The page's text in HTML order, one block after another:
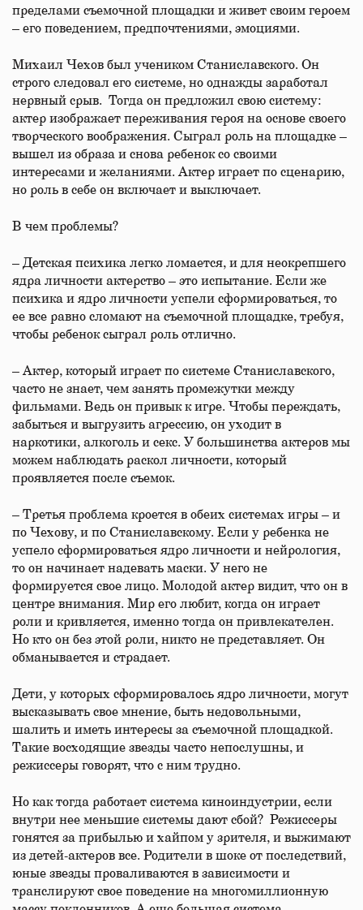
пределами съемочной площадки и живет своим героем
– его поведением, предпочтениями, эмоциями.
Михаил Чехов был учеником Станиславского. Он
строго следовал его системе, но однажды заработал
нервный срыв. Тогда он предложил свою систему:
актер изображает переживания героя на основе своего
творческого воображения. Сыграл роль на площадке –
вышел из образа и снова ребенок со своими
интересами и желаниями. Актер играет по сценарию,
но роль в себе он включает и выключает.
В чем проблемы?
– Детская психика легко ломается, и для неокрепшего
ядра личности актерство – это испытание. Если же
психика и ядро личности успели сформироваться, то
ее все равно сломают на съемочной площадке, требуя,
чтобы ребенок сыграл роль отлично.
– Актер, который играет по системе Станиславского,
часто не знает, чем занять промежутки между
фильмами. Ведь он привык к игре. Чтобы переждать,
забыться и выгрузить агрессию, он уходит в
наркотики, алкоголь и секс. У большинства актеров мы
можем наблюдать раскол личности, который
проявляется после съемок.
– Третья проблема кроется в обеих системах игры – и
по Чехову, и по Станиславскому. Если у ребенка не
успело сформироваться ядро личности и нейрология,
то он начинает надевать маски. У него не
формируется свое лицо. Молодой актер видит, что он в
центре внимания. Мир его любит, когда он играет
роли и кривляется, именно тогда он привлекателен.
Но кто он без этой роли, никто не представляет. Он
обманывается и страдает.
Дети, у которых сформировалось ядро личности, могут
высказывать свое мнение, быть недовольными,
шалить и иметь интересы за съемочной площадкой.
Такие восходящие звезды часто непослушны, и
режиссеры говорят, что с ним трудно.
Но как тогда работает система киноиндустрии, если
внутри нее меньшие системы дают сбой? Режиссеры
гонятся за прибылью и хайпом у зрителя, и выжимают
из детей-актеров все. Родители в шоке от последствий,
юные звезды проваливаются в зависимости и
транслируют свое поведение на многомиллионную